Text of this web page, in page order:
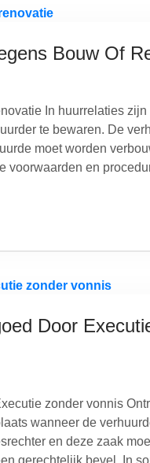
Bouw Of
In huurrelaties
te bewaren. De
moet worden
voorwaarden en
Door
zonder vonnis
wanneer de
en deze zaak
gerechtelijk bevel. In